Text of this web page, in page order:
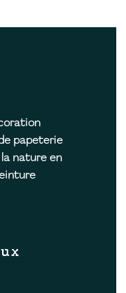
papeterie
nature en